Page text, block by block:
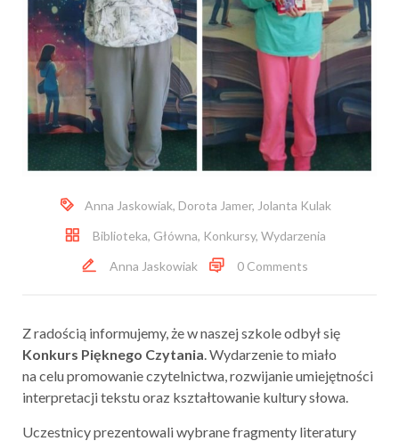
Anna Jaskowiak, Dorota Jamer, Jolanta Kulak
Biblioteka, Główna, Konkursy, Wydarzenia
Anna Jaskowiak
0 Comments
Z radością informujemy, że w naszej szkole odbył się
Konkurs Pięknego Czytania. Wydarzenie to miało
na celu promowanie czytelnictwa, rozwijanie umiejętności
interpretacji tekstu oraz kształtowanie kultury słowa.
Uczestnicy prezentowali wybrane fragmenty literatury